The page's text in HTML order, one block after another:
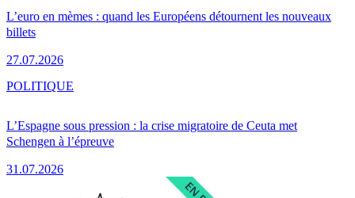
L’euro en mèmes : quand les Européens détournent les nouveaux
billets
27.07.2026
L’Espagne sous pression : la crise migratoire de Ceuta met
Schengen à l’épreuve
31.07.2026
POLITIQUE